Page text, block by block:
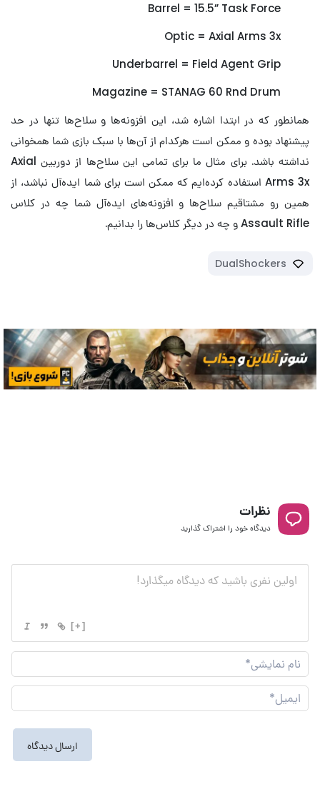
Barrel = 15.5” Task Force
Optic = Axial Arms 3x
Underbarrel = Field Agent Grip
Magazine = STANAG 60 Rnd Drum
همانطور که در ابتدا اشاره شد، این افزونه‌ها و سلاح‌ها تنها در حد
پیشنهاد بوده و ممکن است هرکدام از آن‌ها با سبک بازی شما همخوانی
نداشته باشد. برای مثال ما برای تمامی این سلاح‌ها از دوربین Axial
Arms 3x استفاده کرده‌ایم که ممکن است برای شما ایده‌آل نباشد، از
همین رو مشتاقیم سلاح‌ها و افزونه‌های ایده‌آل شما چه در کلاس
Assault Rifle و چه در دیگر کلاس‌ها را بدانیم.
DualShockers
نظرات
دیدگاه خود را اشتراک گذارید
[+]
نام